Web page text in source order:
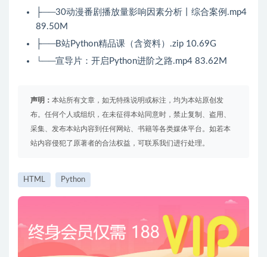
├──30动漫番剧播放量影响因素分析丨综合案例.mp4
89.50M
├──B站Python精品课（含资料）.zip 10.69G
└──宣导片：开启Python进阶之路.mp4 83.62M
声明： 本站所有文章，如无特殊说明或标注，均为本站原创发
布。任何个人或组织，在未征得本站同意时，禁止复制、盗用、
采集、发布本站内容到任何网站、书籍等各类媒体平台。如若本
站内容侵犯了原著者的合法权益，可联系我们进行处理。
HTML Python